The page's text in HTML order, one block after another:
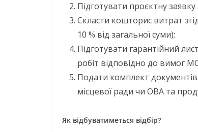
Підготувати проєктну
Скласти кошторис витрат
10 % від загальної суми);
Підготувати гарантійний
робіт відповідно до вимог
Подати комплект документів
місцевої ради чи ОВА та
Як відбуватиметься відбір?